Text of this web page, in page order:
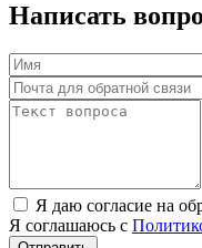
Написать
Я даю согласие на
Я соглашаюсь с